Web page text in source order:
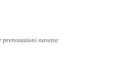
prenotazioni navette: